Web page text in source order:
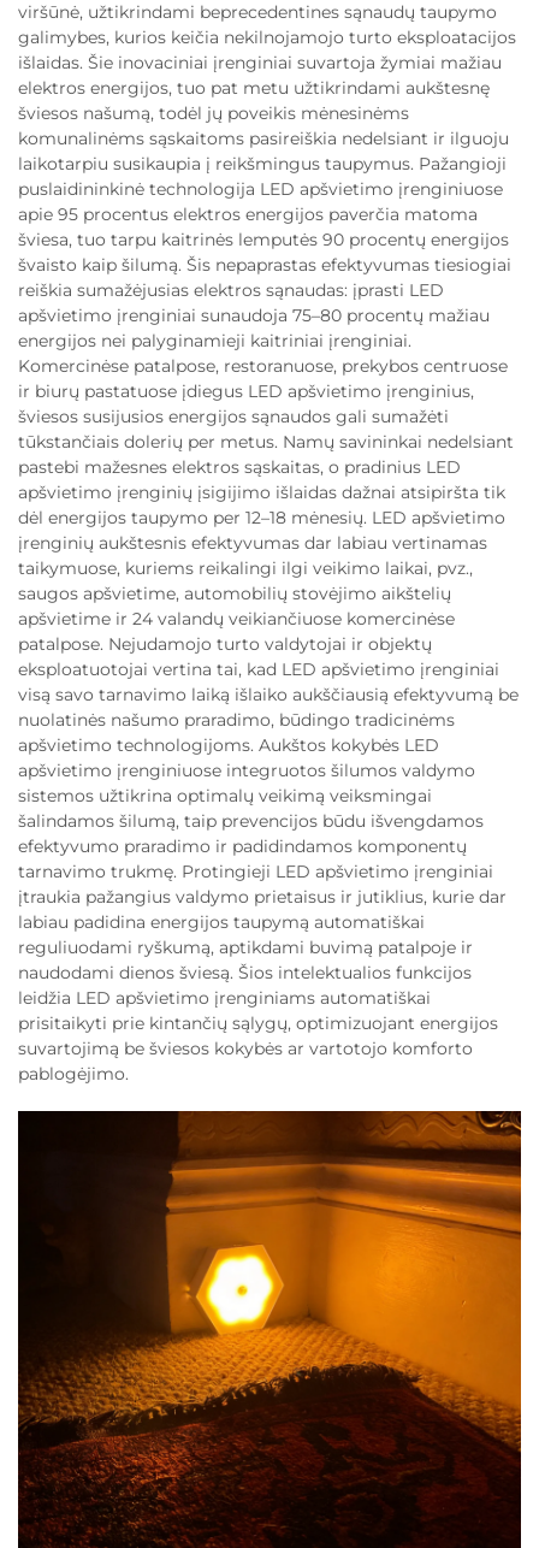
viršūnė, užtikrindami beprecedentines sąnaudų taupymo
galimybes, kurios keičia nekilnojamojo turto eksploatacijos
išlaidas. Šie inovaciniai įrenginiai suvartoja žymiai mažiau
elektros energijos, tuo pat metu užtikrindami aukštesnę
šviesos našumą, todėl jų poveikis mėnesinėms
komunalinėms sąskaitoms pasireiškia nedelsiant ir ilguoju
laikotarpiu susikaupia į reikšmingus taupymus. Pažangioji
puslaidininkinė technologija LED apšvietimo įrenginiuose
apie 95 procentus elektros energijos paverčia matoma
šviesa, tuo tarpu kaitrinės lemputės 90 procentų energijos
švaisto kaip šilumą. Šis nepaprastas efektyvumas tiesiogiai
reiškia sumažėjusias elektros sąnaudas: įprasti LED
apšvietimo įrenginiai sunaudoja 75–80 procentų mažiau
energijos nei palyginamieji kaitriniai įrenginiai.
Komercinėse patalpose, restoranuose, prekybos centruose
ir biurų pastatuose įdiegus LED apšvietimo įrenginius,
šviesos susijusios energijos sąnaudos gali sumažėti
tūkstančiais dolerių per metus. Namų savininkai nedelsiant
pastebi mažesnes elektros sąskaitas, o pradinius LED
apšvietimo įrenginių įsigijimo išlaidas dažnai atsipiršta tik
dėl energijos taupymo per 12–18 mėnesių. LED apšvietimo
įrenginių aukštesnis efektyvumas dar labiau vertinamas
taikymuose, kuriems reikalingi ilgi veikimo laikai, pvz.,
saugos apšvietime, automobilių stovėjimo aikštelių
apšvietime ir 24 valandų veikiančiuose komercinėse
patalpose. Nejudamojo turto valdytojai ir objektų
eksploatuotojai vertina tai, kad LED apšvietimo įrenginiai
visą savo tarnavimo laiką išlaiko aukščiausią efektyvumą be
nuolatinės našumo praradimo, būdingo tradicinėms
apšvietimo technologijoms. Aukštos kokybės LED
apšvietimo įrenginiuose integruotos šilumos valdymo
sistemos užtikrina optimalų veikimą veiksmingai
šalindamos šilumą, taip prevencijos būdu išvengdamos
efektyvumo praradimo ir padidindamos komponentų
tarnavimo trukmę. Protingieji LED apšvietimo įrenginiai
įtraukia pažangius valdymo prietaisus ir jutiklius, kurie dar
labiau padidina energijos taupymą automatiškai
reguliuodami ryškumą, aptikdami buvimą patalpoje ir
naudodami dienos šviesą. Šios intelektualios funkcijos
leidžia LED apšvietimo įrenginiams automatiškai
prisitaikyti prie kintančių sąlygų, optimizuojant energijos
suvartojimą be šviesos kokybės ar vartotojo komforto
pablogėjimo.